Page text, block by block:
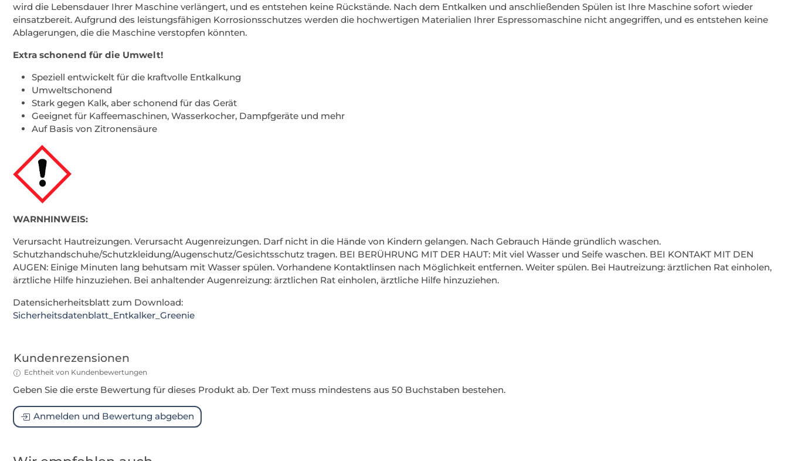
wird die Lebensdauer Ihrer Maschine verlängert, und es entstehen keine Rückstände. Nach dem Entkalken und anschließenden Spülen ist Ihre Maschine sofort wieder
einsatzbereit. Aufgrund des leistungsfähigen Korrosionsschutzes werden die hochwertigen Materialien Ihrer Espressomaschine nicht angegriffen, und es entstehen keine
Ablagerungen, die die Maschine verstopfen könnten.
Extra schonend für die Umwelt!
Speziell entwickelt für die kraftvolle Entkalkung
Umweltschonend
Stark gegen Kalk, aber schonend für das Gerät
Geeignet für Kaffeemaschinen, Wasserkocher, Dampfgeräte und mehr
Auf Basis von Zitronensäure
WARNHINWEIS:
Verursacht Hautreizungen. Verursacht Augenreizungen. Darf nicht in die Hände von Kindern gelangen. Nach Gebrauch Hände gründlich waschen.
Schutzhandschuhe/Schutzkleidung/Augenschutz/Gesichtsschutz tragen. BEI BERÜHRUNG MIT DER HAUT: Mit viel Wasser und Seife waschen. BEI KONTAKT MIT DEN
AUGEN: Einige Minuten lang behutsam mit Wasser spülen. Vorhandene Kontaktlinsen nach Möglichkeit entfernen. Weiter spülen. Bei Hautreizung: ärztlichen Rat einholen,
ärztliche Hilfe hinzuziehen. Bei anhaltender Augenreizung: ärztlichen Rat einholen, ärztliche Hilfe hinzuziehen.
Datensicherheitsblatt zum Download:
Sicherheitsdatenblatt_Entkalker_Greenie
Kundenrezensionen
Echtheit von Kundenbewertungen
Geben Sie die erste Bewertung für dieses Produkt ab. Der Text muss mindestens aus 50 Buchstaben bestehen.
Anmelden und Bewertung abgeben